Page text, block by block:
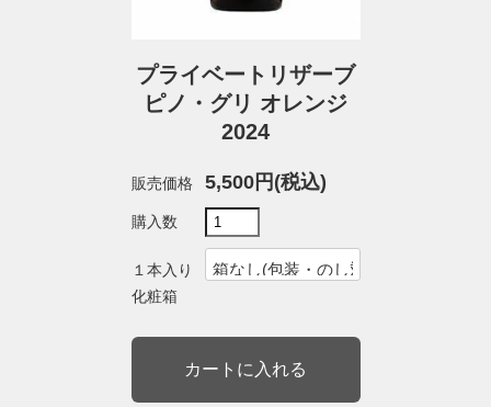
プライベートリザーブ
ピノ・グリ オレンジ
2024
販売価格 5,500円(税込)
購入数
１本入り
化粧箱